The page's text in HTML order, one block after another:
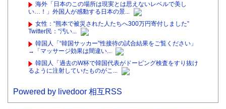
海外「日本のこの場所は現実とは思えないレベルで美し
い…！」外国人が感動する日本の景...
女性：“熊本で被災された人たちへ300万円寄付しました”
Twitter民：“汚い...
韓国人「“韓国サッカー”性接待の試合結果をご覧ください」
→「マッサージ効果は間違い...
韓国人「過去のW杯で韓国代表がドーピング検査をすり抜け
るように注射していたものがこ...
Powered by livedoor 相互RSS